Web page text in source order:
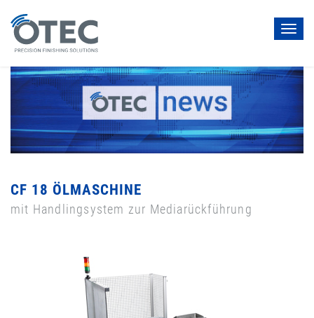
CF 18 ÖLMASCHINE
mit Handlingsystem zur Mediarückführung